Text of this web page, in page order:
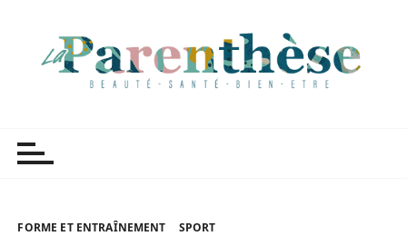
FORME ET ENTRAÎNEMENT SPORT